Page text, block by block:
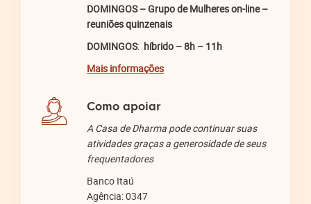
DOMINGOS – Grupo de Mulhereson-line –
reuniões quinzenais
DOMINGOS: híbrido – 8h – 11h
Mais informações
Como apoiar
A Casa de Dharma pode continuar suas
atividades graças a generosidade de seus
frequentadores
Banco Itaú
Agência: 0347